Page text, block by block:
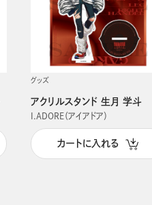
グッズ
アクリルスタンド 生月 学斗
I.ADORE（アイアドア）
カートに入れる